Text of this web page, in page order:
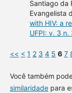
Santiago da
Evangelista
with HIV: a
UFPI: v. 3 n.
<< < 1 2 3 4 5 6 7
Você também
similaridadepara